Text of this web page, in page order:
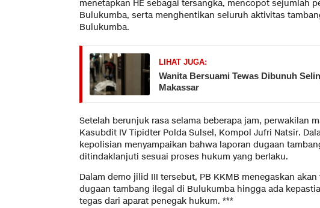
menetapkan HE sebagai tersangka, mencopot sejumlah
Bulukumba, serta menghentikan seluruh aktivitas
Bulukumba.
LIHAT JUGA:
Wanita Bersuami Tewas Dibunuh
Makassar
Setelah berunjuk rasa selama beberapa jam, perwakilan
Kasubdit IV Tipidter Polda Sulsel, Kompol Jufri Natsir.
kepolisian menyampaikan bahwa laporan dugaan
ditindaklanjuti sesuai proses hukum yang berlaku.
Dalam demo jilid III tersebut, PB KKMB menegaskan
dugaan tambang ilegal di Bulukumba hingga ada
tegas dari aparat penegak hukum. ***